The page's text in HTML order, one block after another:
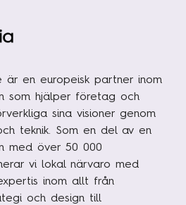
är en europeisk partner inom
som hjälper företag och
sina visioner genom
teknik. Som en del av en
med över 50 000
vi lokal närvaro med
inom allt från
och design till